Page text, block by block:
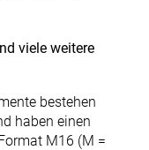
viele weitere
bestehen
haben einen
M16 (M =